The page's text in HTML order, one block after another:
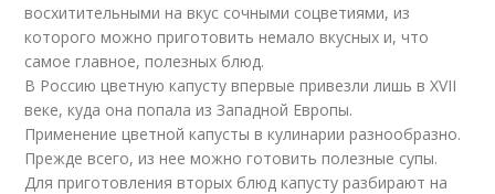
восхитительными на вкус сочными соцветиями, из
которого можно приготовить немало вкусных и, что
самое главное, полезных блюд.
В Россию цветную капусту впервые привезли лишь в XVII
веке, куда она попала из Западной Европы.
Применение цветной капусты в кулинарии разнообразно.
Прежде всего, из нее можно готовить полезные супы.
Для приготовления вторых блюд капусту разбирают на